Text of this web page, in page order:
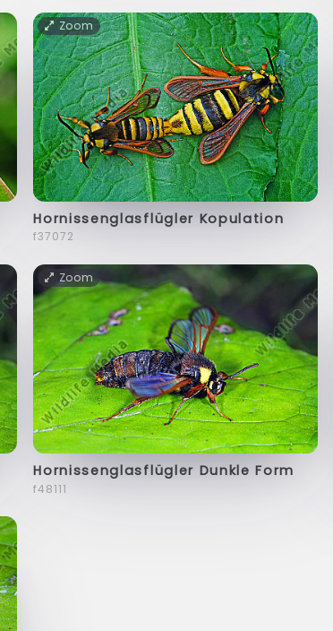
Zoom
Hornissenglasflügler Kopulation
f37072
Zoom
Hornissenglasflügler Dunkle Form
f48111